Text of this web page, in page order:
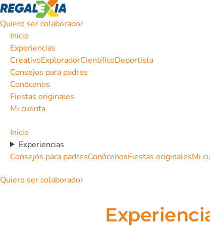
Quiero ser colaborador
Inicio
Experiencias
CreativoExploradorCientíficoDeportista
Consejos para padres
Conócenos
Fiestas originales
Mi cuenta
Inicio
Experiencias
Consejos para padresConócenosFiestas originalesMi
Quiero ser colaborador